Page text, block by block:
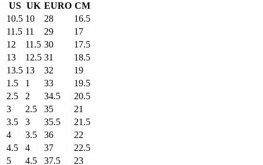
US UK EURO CM
10.5 10 28
16.5
11.5 11 29
17
12
11.5 30
17.5
13
12.5 31
18.5
13.5 13 32
19
1.5
1 33
19.5
2.5
2 34.5
20.5
3
2.5 35
21
3.5
3 35.5
21.5
4
3.5 36
22
4.5
4 37
22.5
5
4.5 37.5
23